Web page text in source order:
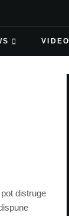
VIDEO
distruge